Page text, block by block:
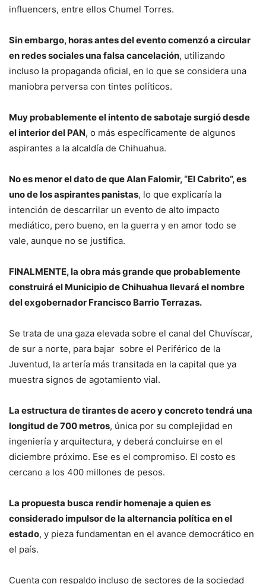
influencers, entre ellos Chumel Torres.
Sin embargo, horas antes del evento comenzó a circular
en redes sociales una falsa cancelación, utilizando
incluso la propaganda oficial, en lo que se considera una
maniobra perversa con tintes políticos.
Muy probablemente el intento de sabotaje surgió desde
el interior del PAN, o más específicamente de algunos
aspirantes a la alcaldía de Chihuahua.
No es menor el dato de que Alan Falomir, “El Cabrito”, es
uno de los aspirantes panistas, lo que explicaría la
intención de descarrilar un evento de alto impacto
mediático, pero bueno, en la guerra y en amor todo se
vale, aunque no se justifica.
FINALMENTE,la obra más grande que probablemente
construirá el Municipio de Chihuahua llevará el nombre
del exgobernador Francisco Barrio Terrazas.
Se trata de una gaza elevada sobre el canal del Chuvíscar,
de sur a norte, para bajar sobre el Periférico de la
Juventud, la artería más transitada en la capital que ya
muestra signos de agotamiento vial.
La estructura de tirantes de acero y concreto tendrá una
longitud de 700 metros, única por su complejidad en
ingeniería y arquitectura, y deberá concluirse en el
diciembre próximo. Ese es el compromiso. El costo es
cercano a los 400 millones de pesos.
La propuesta busca rendir homenaje a quien es
considerado impulsor de la alternancia política en el
estado, y pieza fundamentan en el avance democrático en
el país.
Cuenta con respaldo incluso de sectores de la sociedad